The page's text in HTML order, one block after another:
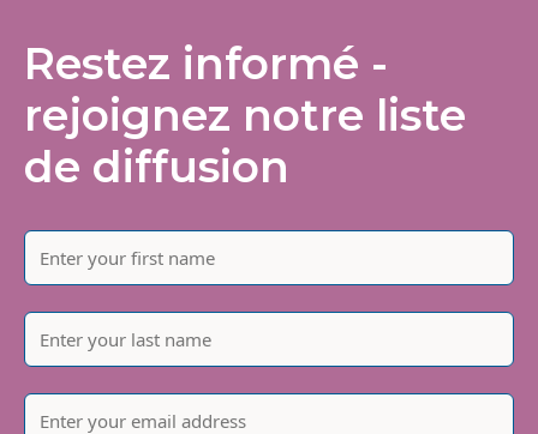
Restez informé -
rejoignez notre liste
de diffusion